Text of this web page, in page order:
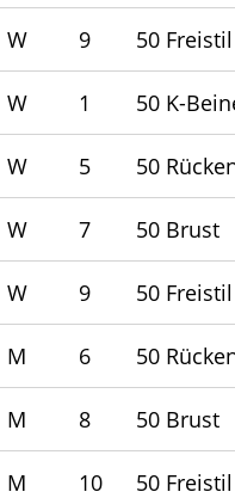
W 9 50 Freistil
W 1 50 K-
W 5 50
W 7 50 Brust
W 9 50 Freistil
M 6 50
M 8 50 Brust
M 10 50 Freistil